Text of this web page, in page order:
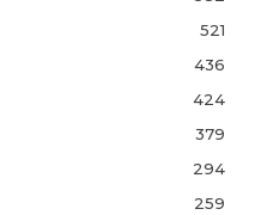
521
436
424
379
294
259